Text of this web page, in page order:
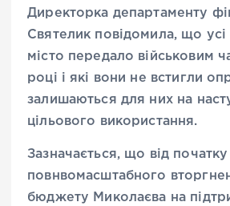
Директорка департаменту
Святелик повідомила, що усі
місто передало військовим
році і які вони не встигли
залишаються для них на
цільового використання.
Зазначається, що від початку
повнвомасштабного
бюджету Миколаєва на